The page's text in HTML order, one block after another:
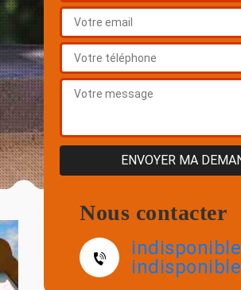
Nous contacter
indisponible
indisponible